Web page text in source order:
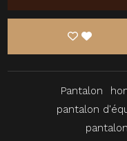
Pantalon
pantalon